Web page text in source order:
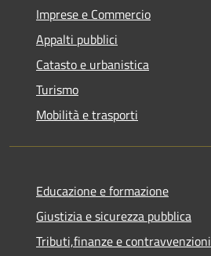
Imprese e Commercio
Appalti pubblici
Catasto e urbanistica
Turismo
Mobilità e trasporti
Educazione e formazione
Giustizia e sicurezza pubblica
Tributi,finanze e contravvenzioni